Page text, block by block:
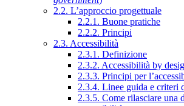
2.2. L’approccio progettuale
2.2.1. Buone pratiche
2.2.2. Principi
2.3. Accessibilità
2.3.1. Definizione
2.3.2. Accessibilità by
2.3.3. Principi per
2.3.4. Linee guida e criteri
2.3.5. Come rilasciare una